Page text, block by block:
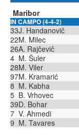
Maribor
IN CAMPO (4-4-2)
33J. Handanovič
22M. Milec
26A. Rajčevič
4 M. Šuler
28M. Viler
97M. Kramarić
8 M. Kabha
5 B. Vrhovec
39D. Bohar
7 V. Ahmedi
9 M. Tavares